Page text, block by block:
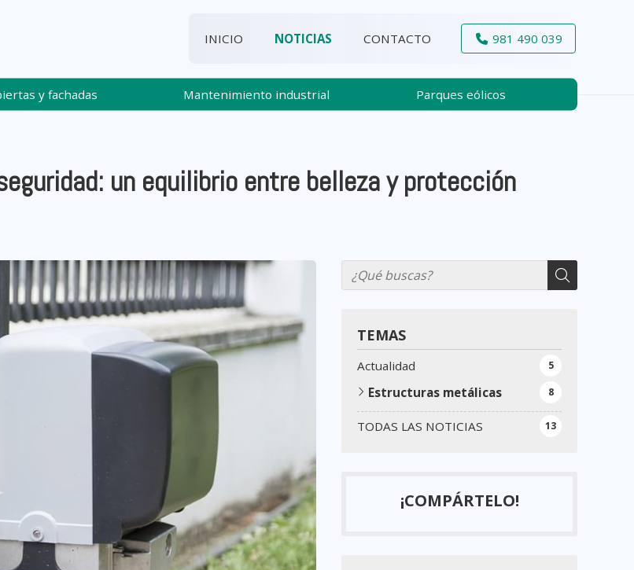
INICIO NOTICIAS CONTACTO 981 490 039
y fachadas Mantenimiento industrial Parques eólicos
un equilibrio entre belleza y protección
TEMAS
TODAS LAS NOTICIAS 13
Actualidad 5
Estructuras metálicas 8
¡COMPÁRTELO!